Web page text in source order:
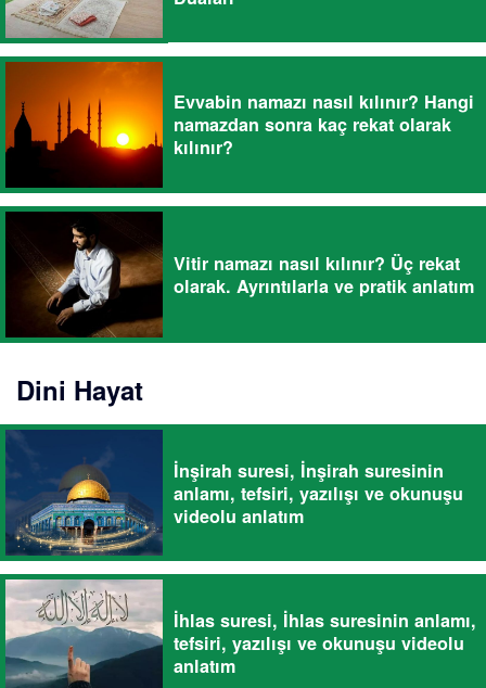
Evvabin namazı nasıl kılınır? Hangi
namazdan sonra kaç rekat olarak
kılınır?
Vitir namazı nasıl kılınır? Üç rekat
olarak. Ayrıntılarla ve pratik anlatım
Dini Hayat
İnşirah suresi, İnşirah suresinin
anlamı, tefsiri, yazılışı ve okunuşu
videolu anlatım
İhlas suresi, İhlas suresinin anlamı,
tefsiri, yazılışı ve okunuşu videolu
anlatım